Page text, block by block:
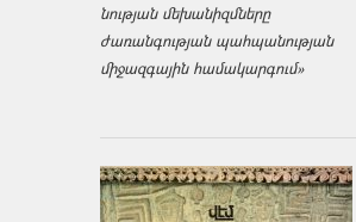
նության մեխանիզմները
ժառանգության պահպանության
միջազ­գային համակարգում»